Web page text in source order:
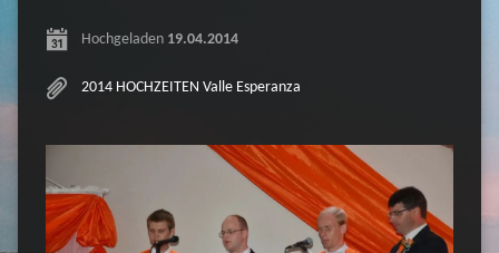
Hochgeladen 19.04.2014
2014 HOCHZEITEN Valle Esperanza